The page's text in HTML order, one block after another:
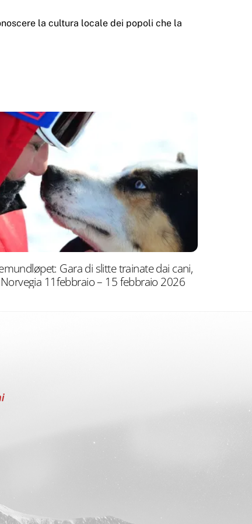
la cultura locale dei popoli che la
Gara di slitte trainate dai cani,
Norvegia 11febbraio – 15 febbraio 2026